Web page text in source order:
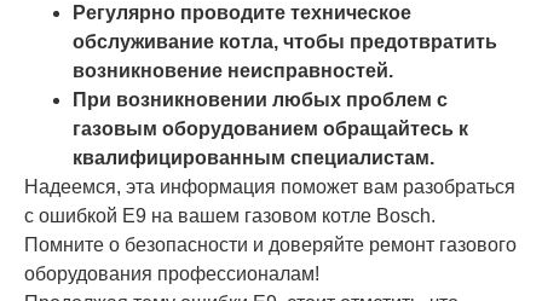
Регулярно проводите техническое
обслуживание котла, чтобы предотвратить
возникновение неисправностей.
При возникновении любых проблем с
газовым оборудованием обращайтесь к
квалифицированным специалистам.
Надеемся, эта информация поможет вам разобраться
с ошибкой E9 на вашем газовом котле Bosch.
Помните о безопасности и доверяйте ремонт газового
оборудования профессионалам!